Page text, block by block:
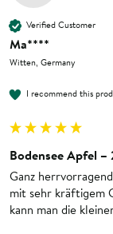
Verified Customer
Ma****
Witten, Germany
I recommend this
Bodensee Apfel
Ganz
mit sehr kräftigem
kann man die